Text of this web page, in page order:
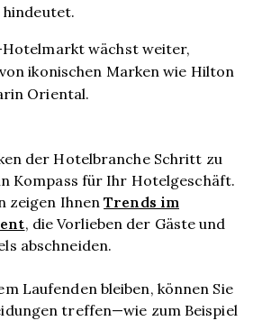
hindeutet.
Hotelmarkt wächst weiter,
ikonischen Marken wie Hilton
Oriental.
der Hotelbranche Schritt zu
Kompass für Ihr Hotelgeschäft.
zeigen IhnenTrends im
, die Vorlieben der Gäste und
abschneiden.
Laufenden bleiben, können Sie
treffen—wie zum Beispiel